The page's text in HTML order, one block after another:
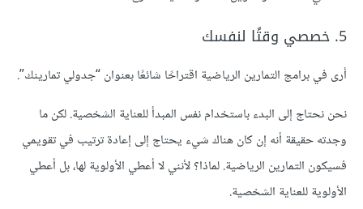
5. خصصي وقتًا لنفسك
أرى في برامج التمارين الرياضية اقتراحًا شائعًا بعنوان “جدولي تمارينك”.
نحن نحتاج إلى البدء باستخدام نفس المبدأ للعناية الشخصية. لكن ما
وجدته حقيقة أنه إن كان هناك شيء يحتاج إلى إعادة ترتيب في تقويمي
فسيكون التمارين الرياضية. لماذا؟ لأنني لا أعطي الأولوية لها، بل أعطي
الأولوية للعناية الشخصية.